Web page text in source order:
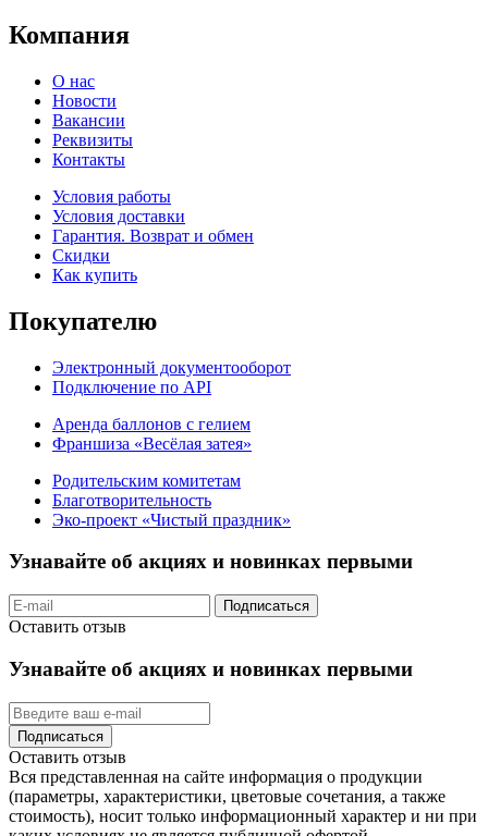
Компания
О нас
Новости
Вакансии
Реквизиты
Контакты
Условия работы
Условия доставки
Гарантия. Возврат и обмен
Скидки
Как купить
Покупателю
Электронный документооборот
Подключение по API
Аренда баллонов с гелием
Франшиза «Весёлая затея»
Родительским комитетам
Благотворительность
Эко-проект «Чистый праздник»
Узнавайте об акциях и новинках первыми
Подписаться
Оставить отзыв
Узнавайте об акциях и новинках первыми
Подписаться
Оставить отзыв
Вся представленная на сайте информация о продукции
(параметры, характеристики, цветовые сочетания, а также
стоимость), носит только информационный характер и ни при